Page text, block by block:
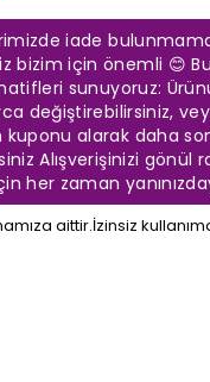
iade
bizim için önemli 😊
sunuyoruz:
değiştirebilirsiniz,
alarak daha
Alışverişinizi gönül
her zaman
aittir.İzinsiz